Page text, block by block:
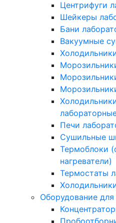
Центрифуги
Шейкеры
Бани
Вакуумные
Печи
Сушильные
Термоблоки
нагреватели)
Термостаты
Оборудование